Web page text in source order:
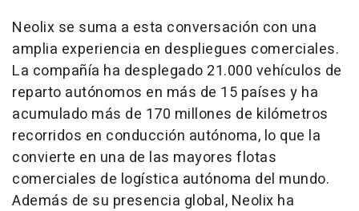
Neolix se suma a esta conversación con una
amplia experiencia en despliegues comerciales.
La compañía ha desplegado 21.000 vehículos de
reparto autónomos en más de 15 países y ha
acumulado más de 170 millones de kilómetros
recorridos en conducción autónoma, lo que la
convierte en una de las mayores flotas
comerciales de logística autónoma del mundo.
Además de su presencia global, Neolix ha